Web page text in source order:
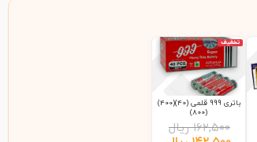
تخفیف
باتری 999 قلمی (40)(400)
(800)
۱۶۲,۵۰۰ ریال